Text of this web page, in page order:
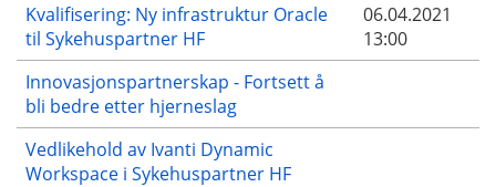
Kvalifisering: Ny infrastruktur Oracle
til Sykehuspartner HF
06.04.2021
13:00
Innovasjonspartnerskap - Fortsett å
bli bedre etter hjerneslag
Vedlikehold av Ivanti Dynamic
Workspace i Sykehuspartner HF